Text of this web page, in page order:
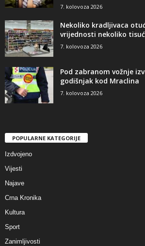
7. kolovoza 2026
Nekoliko kradljivaca
vrijednosti nekoliko
7. kolovoza 2026
Pod zabranom vožnje
godišnjak kod Mraclina
7. kolovoza 2026
POPULARNE KATEGORIJE
Izdvojeno
Vijesti
Najave
Crna Kronika
Kultura
Sport
Zanimljivosti